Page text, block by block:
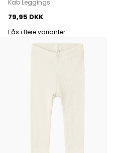
Kab Leggings
79,95 DKK
Fås i flere varianter